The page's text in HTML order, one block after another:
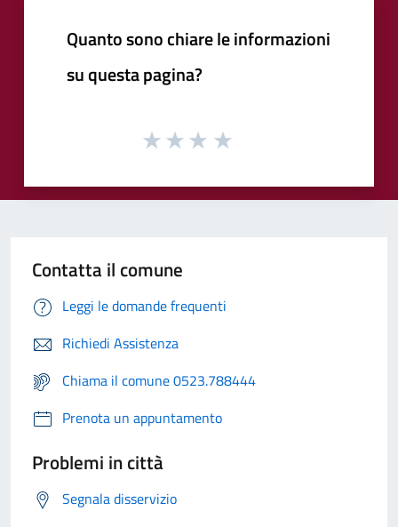
Quanto sono chiare le informazioni
su questa pagina?
Contatta il comune
Leggi le domande frequenti
Richiedi Assistenza
Chiama il comune 0523.788444
Prenota un appuntamento
Problemi in città
Segnala disservizio